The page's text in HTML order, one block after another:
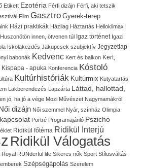
Etikett Ezotéria Férfi dizájn Férfi, aki tetszik
Film Gasztro Gyerek-terep
Házi praktikák Házilag Háztartás Helloklimax
Huszonötön innen, ötvenen túl Igaz történet Igazi
Iskolakezdés Jakupcsek szubjektív Jegyzetlap
babonák Kedvenc Kert és balkon Kert,
Kispapa - apuka Konferencia Kóstoló
Kultúrhistóriák Kultúrmix Kutyatartás
Lakberendezés Lapzárta Láttad, hallottad,
jó, ha jó a vége Mozi Művészet Nagymamákról
dizájn Női szemmel Nyár, színház Olimpia
Portré Programajánló Pszicho
Ridikül főtéma Ridikül Interjú
Ridikül Válogatás
Royal RUNderful life Sikeres nők Sport Stílusváltás
Szépségápolás Szerelem